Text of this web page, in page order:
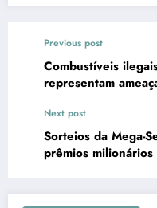
Previous post
Combustíveis
representam
Next post
Sorteios da Mega-
prêmios milionários